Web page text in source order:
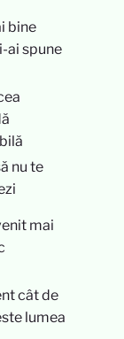
bine
ai spune
nu te
mai
cât de
lumea